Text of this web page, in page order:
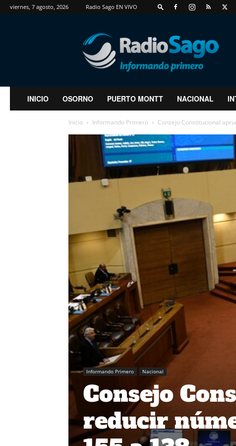
viernes, 7 agosto, 2026 Radio Sago EN VIVO
RadioSago
INICIO OSORNO PUERTO MONTT NACIONAL
Inicio Informando Primero Consejo Constitucional
Informando Primero Nacional
Consejo
reducir